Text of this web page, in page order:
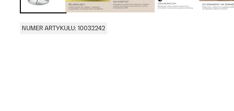
NUMER ARTYKUŁU: 10032242